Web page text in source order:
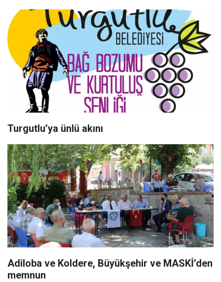
Turgutlu’ya ünlü akını
Adiloba ve Koldere, Büyükşehir ve MASKİ’den
memnun